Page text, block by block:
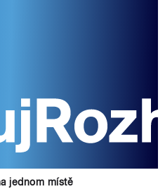
jednom místě